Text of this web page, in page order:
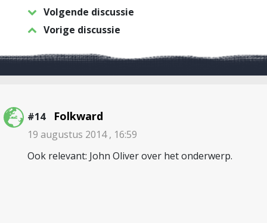
Volgende discussie
Vorige discussie
#14 Folkward
19 augustus 2014 , 16:59
Ook relevant: John Oliver over het onderwerp.